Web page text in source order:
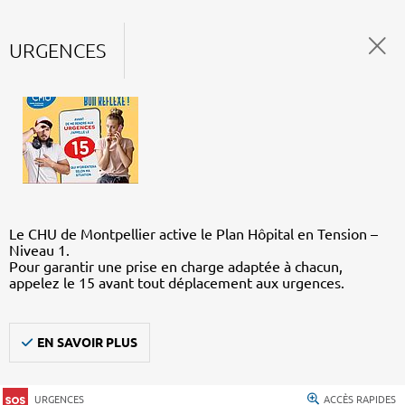
URGENCES
Le CHU de Montpellier active le Plan Hôpital en Tension –
Niveau 1.
Pour garantir une prise en charge adaptée à chacun,
appelez le 15 avant tout déplacement aux urgences.
EN SAVOIR PLUS
URGENCES ACCÈS RAPIDES